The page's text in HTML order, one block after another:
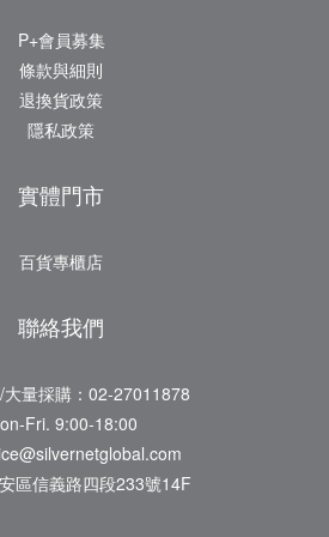
P+會員募集
條款與細則
退換貨政策
隱私政策
實體門市
百貨專櫃店
聯絡我們
量採購：02-27011878
Fri. 9:00-18:00
區信義路四段233號14F